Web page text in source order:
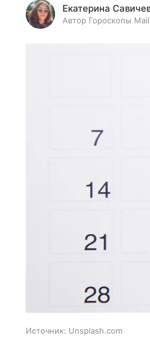
Екатерина
Автор Гороскопы Mail
Источник: Unsplash.com